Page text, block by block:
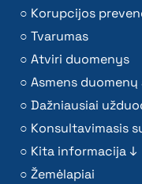
Korupcijos
Tvarumas
Atviri duomenys
Asmens duomenų
Dažniausiai
Konsultavimasis
Kita informacija ↓
Žemėlapiai